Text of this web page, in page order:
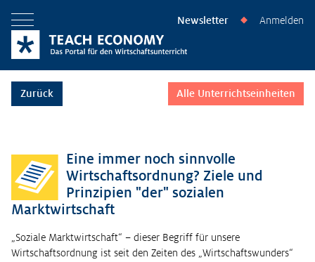
Menü öffnen Newsletter ◆ Anmelden
Zurück Alle Unterrichtseinheiten
Eine immer noch sinnvolle
Wirtschaftsordnung? Ziele und
Prinzipien "der" sozialen
Marktwirtschaft
„Soziale Marktwirtschaft“ – dieser Begriff für unsere
Wirtschaftsordnung ist seit den Zeiten des „Wirtschaftswunders“